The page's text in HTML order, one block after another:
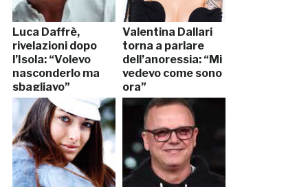
Luca Daffrè,
rivelazioni dopo
l’Isola: “Volevo
nasconderlo ma
sbagliavo”
Valentina Dallari
torna a parlare
dell’anoressia: “Mi
vedevo come sono
ora”